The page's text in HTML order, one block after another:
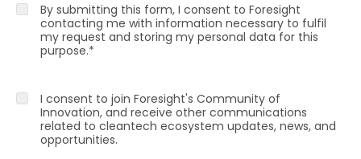
By submitting this form, I consent to Foresight
contacting me with information necessary to fulfil
my request and storing my personal data for this
purpose.*
I consent to join Foresight's Community of
Innovation, and receive other communications
related to cleantech ecosystem updates, news, and
opportunities.